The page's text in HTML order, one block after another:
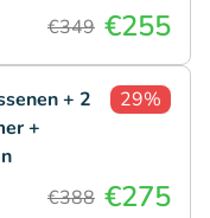
€349 €255
+ 2
+
29%
€388 €275